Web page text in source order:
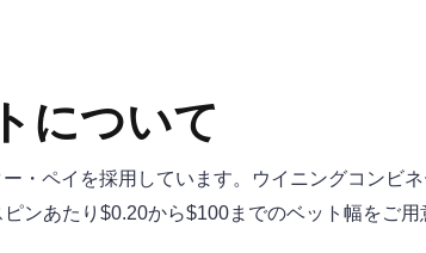
について
・ペイを採用しています。ウイニングコンビ
ンあたり$0.20から$100までのベット幅をご